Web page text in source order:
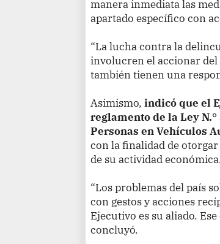
manera inmediata las
apartado específico con
“La lucha contra la
involucren el accionar del
también tienen una
Asimismo, indicó que el
reglamento de la Ley
Personas en Vehículos
con la finalidad de
de su actividad
“Los problemas del país
con gestos y acciones
Ejecutivo es su aliado.
concluyó.